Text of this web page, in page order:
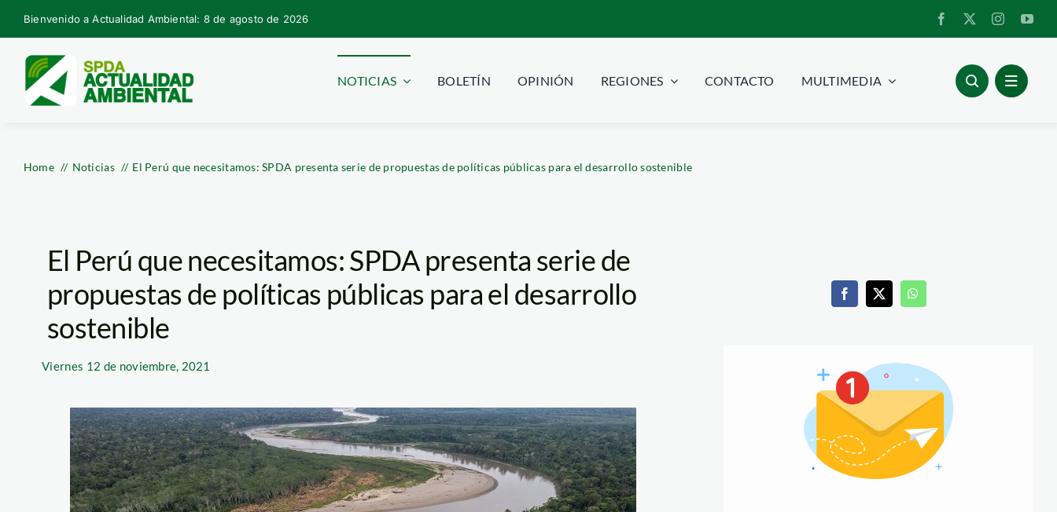
Skip
to
content
Bienvenido a Actualidad Ambiental: 8 de agosto de 2026
NOTICIAS BOLETÍN OPINIÓN REGIONES CONTACTO MULTIMEDIA
Home Noticias El Perú que necesitamos: SPDA presenta serie de propuestas de políticas públicas para el desarrollo sostenible
El Perú que necesitamos: SPDA presenta serie de
propuestas de políticas públicas para el desarrollo
sostenible
Viernes 12 de noviembre, 2021